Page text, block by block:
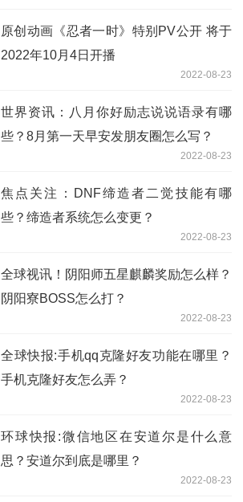
原创动画《忍者一时》特别PV公开 将于
2022年10月4日开播
2022-08-23
世界资讯：八月你好励志说说语录有哪
些？8月第一天早安发朋友圈怎么写？
2022-08-23
焦点关注：DNF缔造者二觉技能有哪
些？缔造者系统怎么变更？
2022-08-23
全球视讯！阴阳师五星麒麟奖励怎么样？
阴阳寮BOSS怎么打？
2022-08-23
全球快报:手机qq克隆好友功能在哪里？
手机克隆好友怎么弄？
2022-08-23
环球快报:微信地区在安道尔是什么意
思？安道尔到底是哪里？
2022-08-23